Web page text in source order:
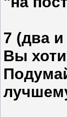
7 (два
Вы